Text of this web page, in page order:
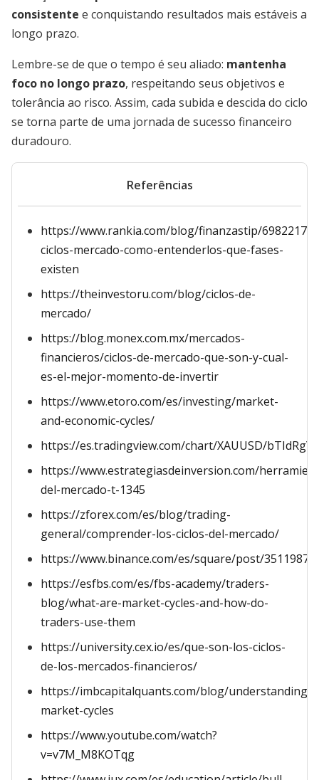
consistente e conquistando resultados mais estáveis a
longo prazo.
Lembre-se de que o tempo é seu aliado: mantenha
foco no longo prazo, respeitando seus objetivos e
tolerância ao risco. Assim, cada subida e descida do ciclo
se torna parte de uma jornada de sucesso financeiro
duradouro.
Referências
https://www.rankia.com/blog/finanzastip/6982217-
ciclos-mercado-como-entenderlos-que-fases-
existen
https://theinvestoru.com/blog/ciclos-de-
mercado/
https://blog.monex.com.mx/mercados-
financieros/ciclos-de-mercado-que-son-y-cual-
es-el-mejor-momento-de-invertir
https://www.etoro.com/es/investing/market-
and-economic-cycles/
https://es.tradingview.com/chart/XAUUSD/
https://www.estrategiasdeinversion.com/
del-mercado-t-1345
https://zforex.com/es/blog/trading-
general/comprender-los-ciclos-del-mercado/
https://www.binance.com/es/square/post/
https://esfbs.com/es/fbs-academy/traders-
blog/what-are-market-cycles-and-how-do-
traders-use-them
https://university.cex.io/es/que-son-los-ciclos-
de-los-mercados-financieros/
https://imbcapitalquants.com/blog/understanding-
market-cycles
https://www.youtube.com/watch?
v=v7M_M8KOTqg